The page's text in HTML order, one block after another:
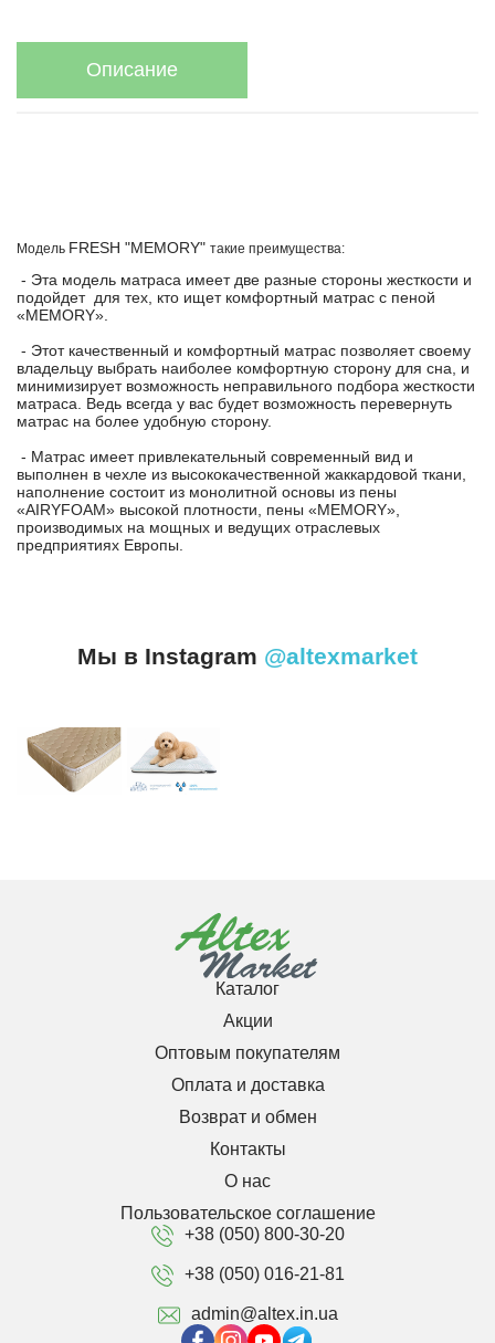
Описание
Модель FRESH "MEMORY" такие преимущества:
- Эта модель матраса имеет две разные стороны жесткости и
подойдет для тех, кто ищет комфортный матрас с пеной
«MEMORY».
- Этот качественный и комфортный матрас позволяет своему
владельцу выбрать наиболее комфортную сторону для сна, и
минимизирует возможность неправильного подбора жесткости
матраса. Ведь всегда у вас будет возможность перевернуть
матрас на более удобную сторону.
- Матрас имеет привлекательный современный вид и
выполнен в чехле из высококачественной жаккардовой ткани,
наполнение состоит из монолитной основы из пены
«AIRYFOAM» высокой плотности, пены «MEMORY»,
производимых на мощных и ведущих отраслевых
предприятиях Европы.
Мы в Instagram @altexmarket
Каталог
Акции
Оптовым покупателям
Оплата и доставка
Возврат и обмен
Контакты
О нас
Пользовательское соглашение
+38 (050) 800-30-20
+38 (050) 016-21-81
admin@altex.in.ua